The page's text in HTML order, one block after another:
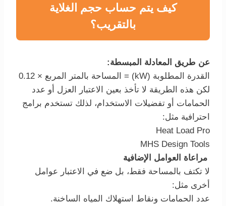
كيف يتم حساب حجم الغلاية
بالتقريب؟
عن طريق المعادلة المبسطة:
القدرة المطلوبة (kW) = المساحة بالمتر المربع × 0.12
لكن هذه الطريقة لا تأخذ بعين الاعتبار العزل أو عدد
الحمامات أو تفضيلات الاستخدام، لذلك تستخدم برامج
احترافية مثل:
Heat Load Pro
MHS Design Tools
مراعاة العوامل الإضافية
لا تكتف بالمساحة فقط، بل ضع في الاعتبار عوامل
أخرى مثل:
عدد الحمامات ونقاط استهلاك المياه الساخنة.